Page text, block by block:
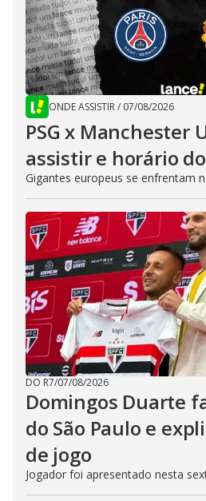
ONDE ASSISTIR/ 07/08/2026
PSG x Manchester
assistir e horário
Gigantes europeus se enfrentam
DO R7/07/08/2026
Domingos Duarte
do São Paulo e
de jogo
Jogador foi apresentado nesta